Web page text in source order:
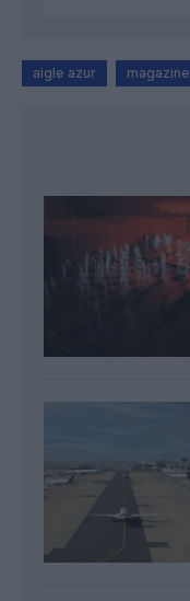
aigle azur magazine